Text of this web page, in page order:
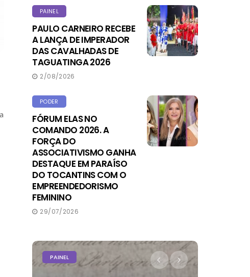
PAINEL
PAULO CARNEIRO RECEBE
A LANÇA DE IMPERADOR
DAS CAVALHADAS DE
TAGUATINGA 2026
2/08/2026
PODER
FÓRUM ELAS NO
COMANDO 2026. A
FORÇA DO
ASSOCIATIVISMO GANHA
DESTAQUE EM PARAÍSO
DO TOCANTINS COM O
EMPREENDEDORISMO
FEMININO
29/07/2026
PAINEL